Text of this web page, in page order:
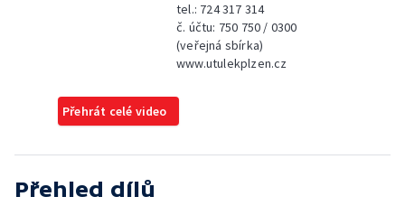
tel.: 724 317 314
č. účtu: 750 750 / 0300
(veřejná sbírka)
www.utulekplzen.cz
Přehrát celé video
Přehled dílů